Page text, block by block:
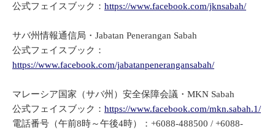
公式フェイスブック： https://www.facebook.com/jknsabah/
サバ州情報通信局・Jabatan Penerangan Sabah
公式フェイスブック：
https://www.facebook.com/jabatanpenerangansabah/
マレーシア国家（サバ州）安全保障会議・MKN Sabah
公式フェイスブック： https://www.facebook.com/mkn.sabah.1/
電話番号（午前8時～午後4時）：+6088-488500 / +6088-